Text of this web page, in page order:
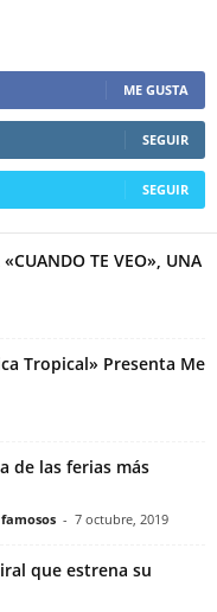
ME GUSTA
SEGUIR
SEGUIR
«CUANDO TE VEO», UNA
Tropical» Presenta Me
de las ferias más
- 7 octubre, 2019
que estrena su